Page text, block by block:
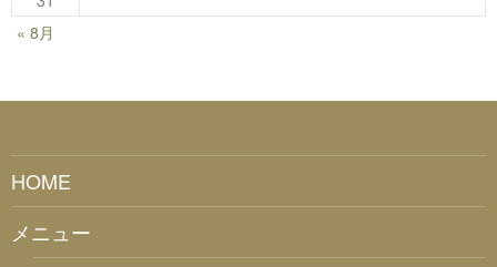
« 8月
HOME
メニュー